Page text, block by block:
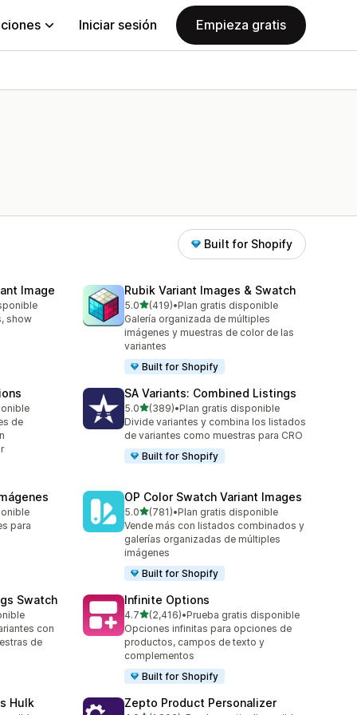
Iniciar sesión Empieza gratis
Built for Shopify
Image
show
Rubik Variant Images & Swatch
5.0de 5 estrellas
(419)
419 reseñas en total
•Plan gratis disponible
Galería organizada de múltiples
imágenes y muestras de color de las
variantes
Built for Shopify
de
SA Variants: Combined Listings
5.0de 5 estrellas
(389)
389 reseñas en total
•Plan gratis disponible
Divide variantes y combina los listados
de variantes como muestras para CRO
Built for Shopify
para
OP Color Swatch Variant Images
5.0de 5 estrellas
(781)
781 reseñas en total
•Plan gratis disponible
Vende más con listados combinados y
galerías organizadas de múltiples
imágenes
Built for Shopify
Swatch
con
de
Infinite Options
4.7de 5 estrellas
(2,416)
2416 reseñas en total
•Prueba gratis disponible
Opciones infinitas para opciones de
productos, campos de texto y
complementos
Built for Shopify
Hulk Zepto Product Personalizer